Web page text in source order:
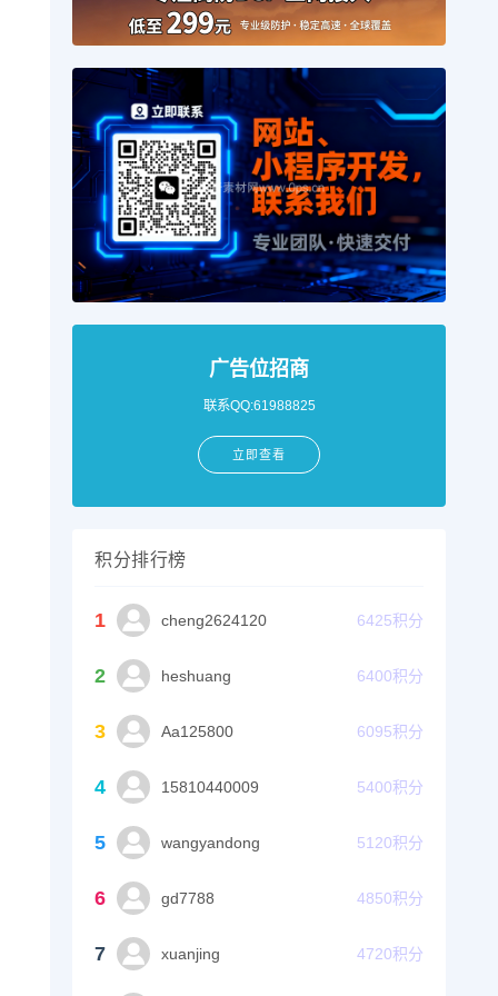
广告位招商
联系QQ:61988825
立即查看
积分排行榜
1 cheng2624120 6425积分
2 heshuang 6400积分
3 Aa125800 6095积分
4 15810440009 5400积分
5 wangyandong 5120积分
6 gd7788 4850积分
7 xuanjing 4720积分